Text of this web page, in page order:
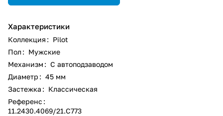
Характеристики
Коллекция : Pilot
Пол : Мужские
Механизм : С автоподзаводом
Диаметр : 45 мм
Застежка : Классическая
Референс :
11.2430.4069/21.C773